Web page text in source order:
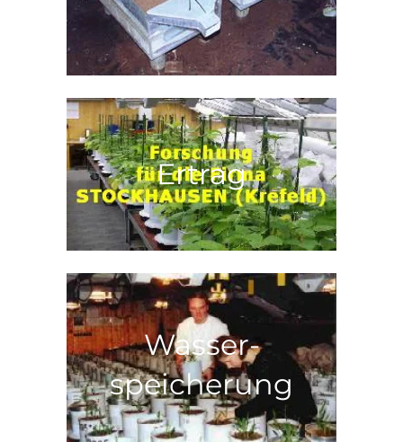
Ertrag
Wasser-
speicherung